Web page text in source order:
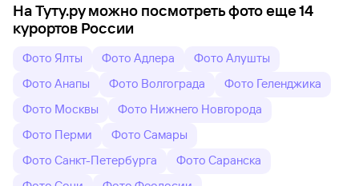
На Туту.ру можно посмотреть фото еще 14
курортов России
Фото Ялты Фото Адлера
Фото Алушты
Фото Анапы
Фото Волгограда
Фото Геленджика
Фото Москвы
Фото Нижнего Новгорода
Фото Перми
Фото Самары
Фото Санкт-Петербурга
Фото Саранска